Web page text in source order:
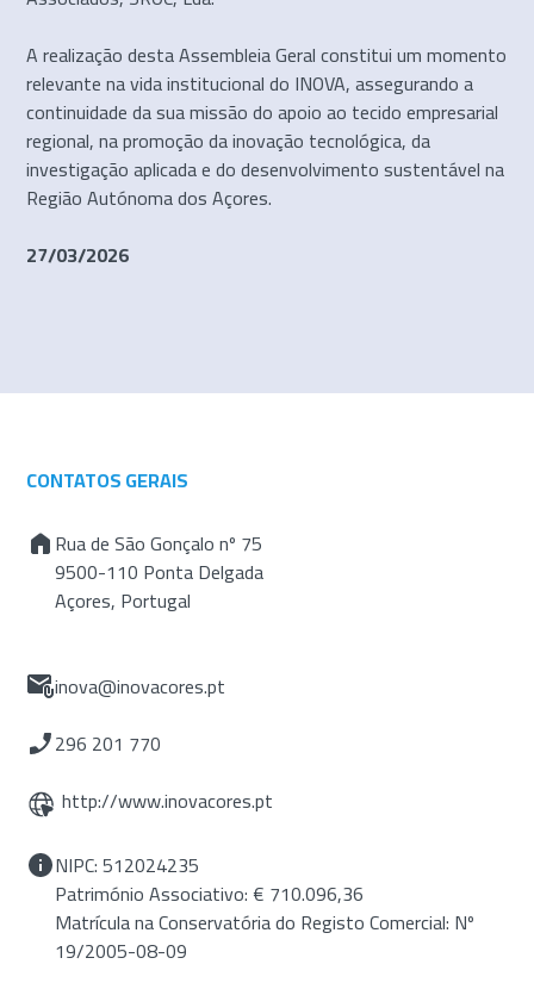
A realização desta Assembleia Geral constitui um momento
relevante na vida institucional do INOVA, assegurando a
continuidade da sua missão do apoio ao tecido empresarial
regional, na promoção da inovação tecnológica, da
investigação aplicada e do desenvolvimento sustentável na
Região Autónoma dos Açores.
27/03/2026
CONTATOS GERAIS
Rua de São Gonçalo nº 75
9500-110 Ponta Delgada
Açores, Portugal
inova@inovacores.pt
296 201 770
http://www.inovacores.pt
NIPC: 512024235
Património Associativo: € 710.096,36
Matrícula na Conservatória do Registo Comercial: Nº
19/2005-08-09